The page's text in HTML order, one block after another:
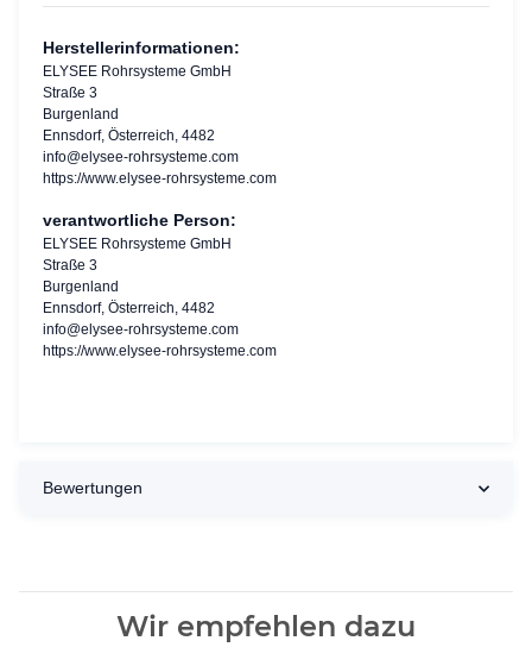
Herstellerinformationen:
ELYSEE Rohrsysteme GmbH
Straße 3
Burgenland
Ennsdorf, Österreich, 4482
info@elysee-rohrsysteme.com
https://www.elysee-rohrsysteme.com
verantwortliche Person:
ELYSEE Rohrsysteme GmbH
Straße 3
Burgenland
Ennsdorf, Österreich, 4482
info@elysee-rohrsysteme.com
https://www.elysee-rohrsysteme.com
Bewertungen
Wir empfehlen dazu